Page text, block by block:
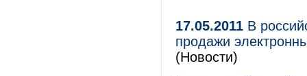
17.05.2011 В
продажи
(Новости)